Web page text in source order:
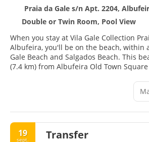
Praia da Gale s/n Apt. 2204,
Double or Twin Room, Pool View
When you stay at Vila Gale Collection
Albufeira, you'll be on the beach, within
Gale Beach and Salgados Beach. This beach hotel is 4.6 mi
(7.4 km) from Albufeira Old Town
Pamper yourself with a visit to the spa,
massages, body treatments, and
appreciate the recreational amenities,
tennis courts, a health club, and an
features at this hotel include
19
sept. Transfer